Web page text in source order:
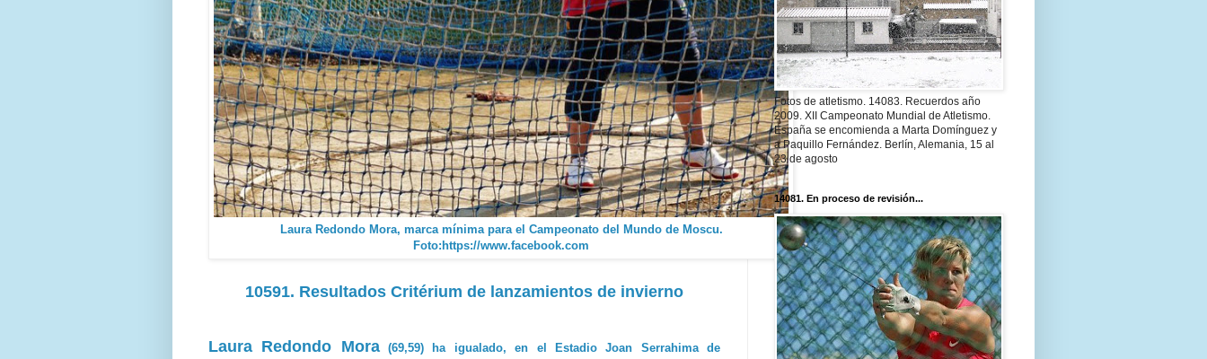
Laura Redondo Mora, marca mínima para el Campeonato del Mundo de Moscu.
Foto:https://www.facebook.com
10591. Resultados Critérium de lanzamientos de invierno
Laura Redondo Mora(69,59) ha igualado, en el Estadio Joan Serrahima de
Fotos de atletismo. 14083. Recuerdos año
2009. XII Campeonato Mundial de Atletismo.
España se encomienda a Marta Domínguez y
a Paquillo Fernández. Berlín, Alemania, 15 al
23 de agosto
14081. En proceso de revisión...